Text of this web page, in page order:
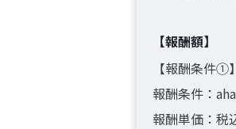
【報酬額】
【報酬条件①】
報酬条件：
報酬単価：税